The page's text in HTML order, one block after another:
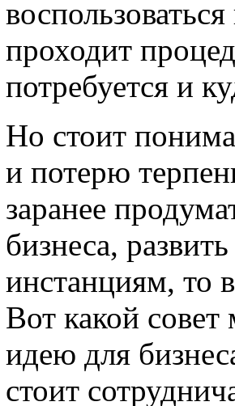
проходит
потребуется и
Но стоит
и потерю
заранее
бизнеса,
инстанциям, то
Вот какой
идею для
стоит